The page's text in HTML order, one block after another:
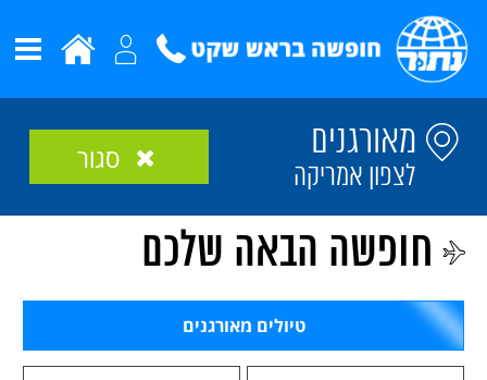
מאורגנים
לצפון אמריקה
סגור
חופשה הבאה שלכם
טיולים מאורגנים